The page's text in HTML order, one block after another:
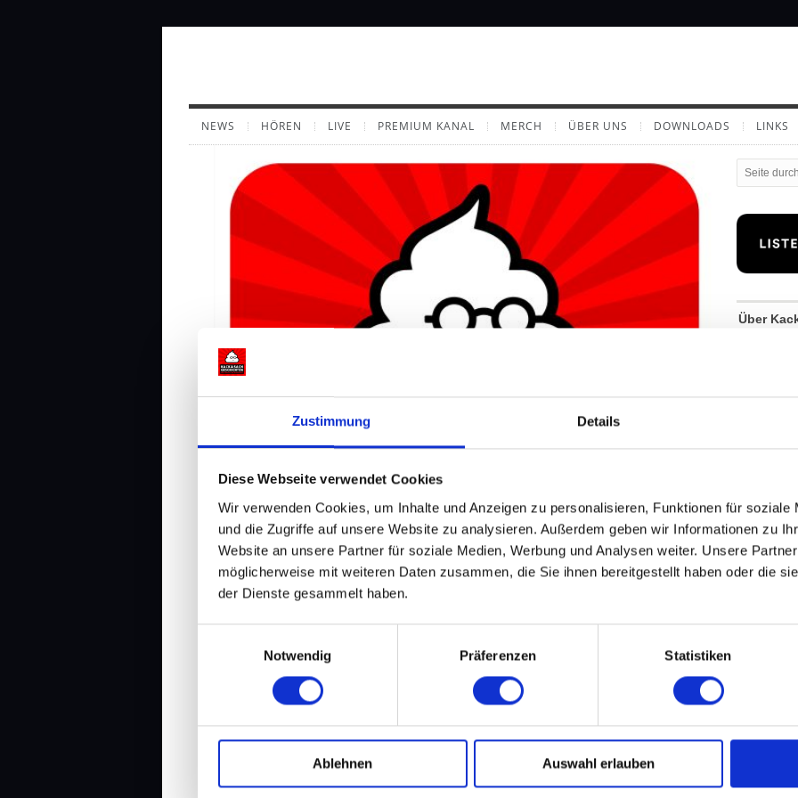
Zustimmung Details
Diese Webseite verwendet Cookies
Wir verwenden Cookies, um Inhalte und Anzeigen zu personalisieren, Funktionen für soziale
und die Zugriffe auf unsere Website zu analysieren. Außerdem geben wir Informationen zu
Website an unsere Partner für soziale Medien, Werbung und Analysen weiter. Unsere
möglicherweise mit weiteren Daten zusammen, die Sie ihnen bereitgestellt haben oder die
der Dienste gesammelt haben.
Notwendig
Präferenzen Statistiken
Ablehnen Auswahl erlauben
NEWS HÖREN LIVE PREMIUM KANAL MERCH ÜBER UNS DOWNLOADS LINKS
#224: Rocketman und die Biopic-Formel
Über
Wenn
hat Darth
Instanzen
Der
über
unterzieht